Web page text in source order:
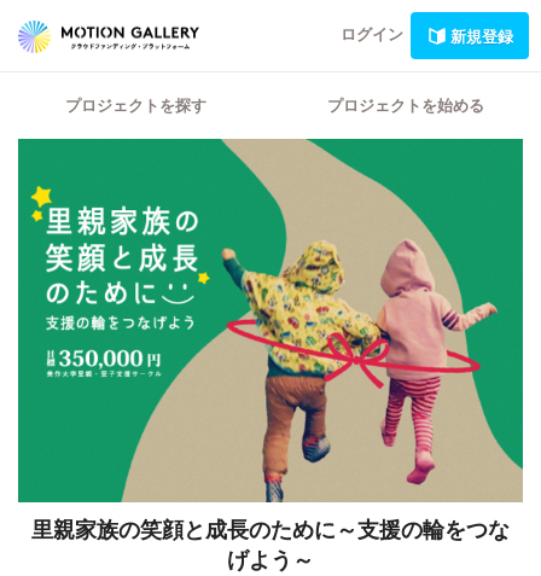
ログイン 新規登録
プロジェクトを探す プロジェクトを始める
里親家族の笑顔と成長のために～支援の輪をつな
げよう～